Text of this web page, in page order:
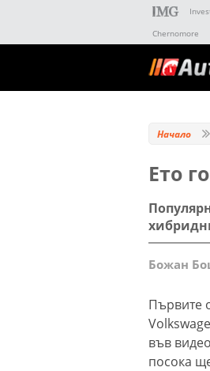
Chernomore
Начало
Ето
Божан
Първите
във
посока